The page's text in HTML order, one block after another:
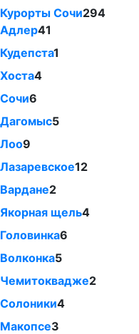
Курорты Сочи294
Адлер41
Кудепста1
Хоста4
Сочи6
Дагомыс5
Лоо9
Лазаревское12
Вардане2
Якорная щель4
Головинка6
Волконка5
Чемитоквадже2
Солоники4
Макопсе3